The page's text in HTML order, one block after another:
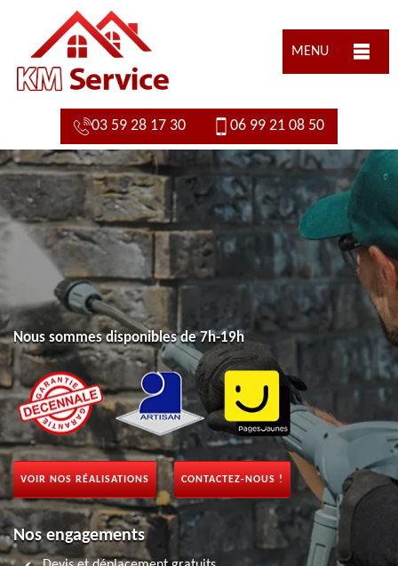
MENU
03 59 28 17 30 06 99 21 08 50
Nous sommes disponibles de 7h-19h
VOIR NOS RÉALISATIONS CONTACTEZ-NOUS !
Nos engagements